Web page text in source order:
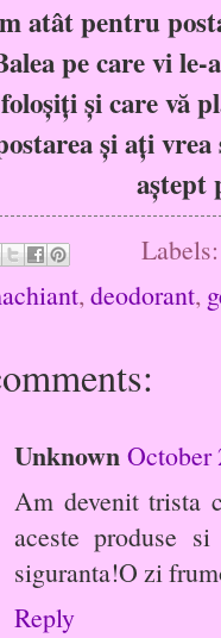
atât pentru
pe care vi
foloşiţi şi care vă
şi aţi
aştept
,deodorant,
Unknown October
Am devenit trista
aceste produse
siguranta!O zi
Reply